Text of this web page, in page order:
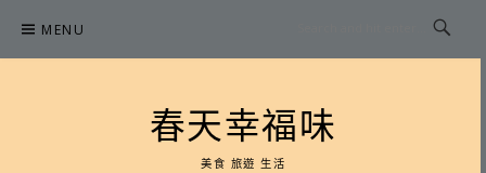
content
MENU
春天幸福味
美食 旅遊 生活